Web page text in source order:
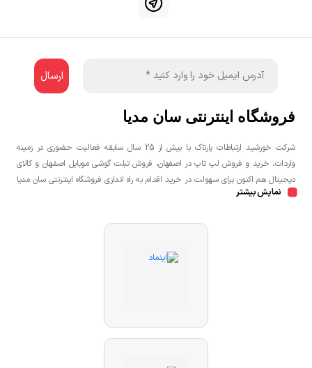
فروشگاه اینترنتی سان مدیا
شرکت خورشید ارتباطات پارتاک با بیش از 25 سال سابقه فعالیت حضوری در زمینه
واردات، خرید و فروش لپ تاپ در اصفهان، فروش تبلت گوشی موبایل اصفهان و کالای
دیجیتال هم اکنون برای سهولت در خرید اقدام به راه اندازی فروشگاه اینترنتی سان مدیا
نموده است تا مشتریان عزیز یک خرید راحت و مطمئن با بهترین قیمت را تجربه
در اصفهان به صورت حضوری و یا اینترنتی اقدام نمائید.
نمایش بیشتر